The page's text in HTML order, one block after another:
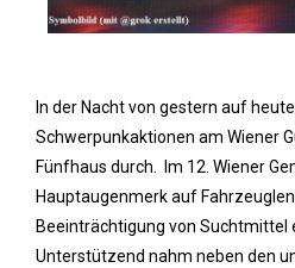
In der Nacht von gestern auf
Schwerpunkaktionen am Wiener
Fünfhaus durch. Im 12. Wiener
Hauptaugenmerk auf
Beeinträchtigung von Suchtmittel
Unterstützend nahm neben den